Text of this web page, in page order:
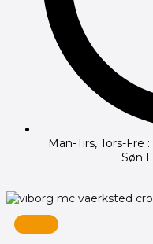
Man-Tirs, Tors-Fre
Søn